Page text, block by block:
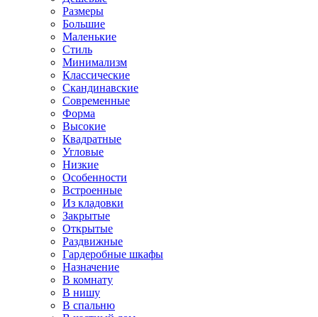
Размеры
Большие
Маленькие
Стиль
Минимализм
Классические
Скандинавские
Современные
Форма
Высокие
Квадратные
Угловые
Низкие
Особенности
Встроенные
Из кладовки
Закрытые
Открытые
Раздвижные
Гардеробные шкафы
Назначение
В комнату
В нишу
В спальню